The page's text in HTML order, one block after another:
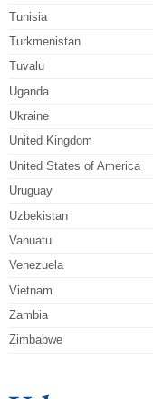
Tunisia
Turkmenistan
Tuvalu
Uganda
Ukraine
United Kingdom
United States of America
Uruguay
Uzbekistan
Vanuatu
Venezuela
Vietnam
Zambia
Zimbabwe